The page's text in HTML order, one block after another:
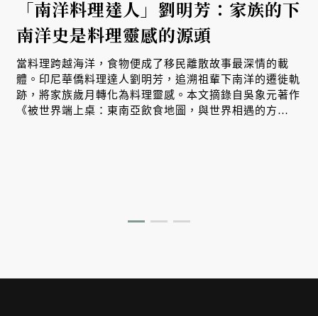
「南洋料理達人」劉明芳：家族的下
南洋史是料理靈感的源頭
當料理跨越海洋，食物便成了移民離散故事最深情的載
體。印尼華僑料理達人劉明芳，追溯祖輩下南洋的遷徙軌
跡，將家族歲月轉化為料理靈感。本文摘錄自吳象元著作
《被世界端上桌：東南亞飲食地圖，與世界相遇的方